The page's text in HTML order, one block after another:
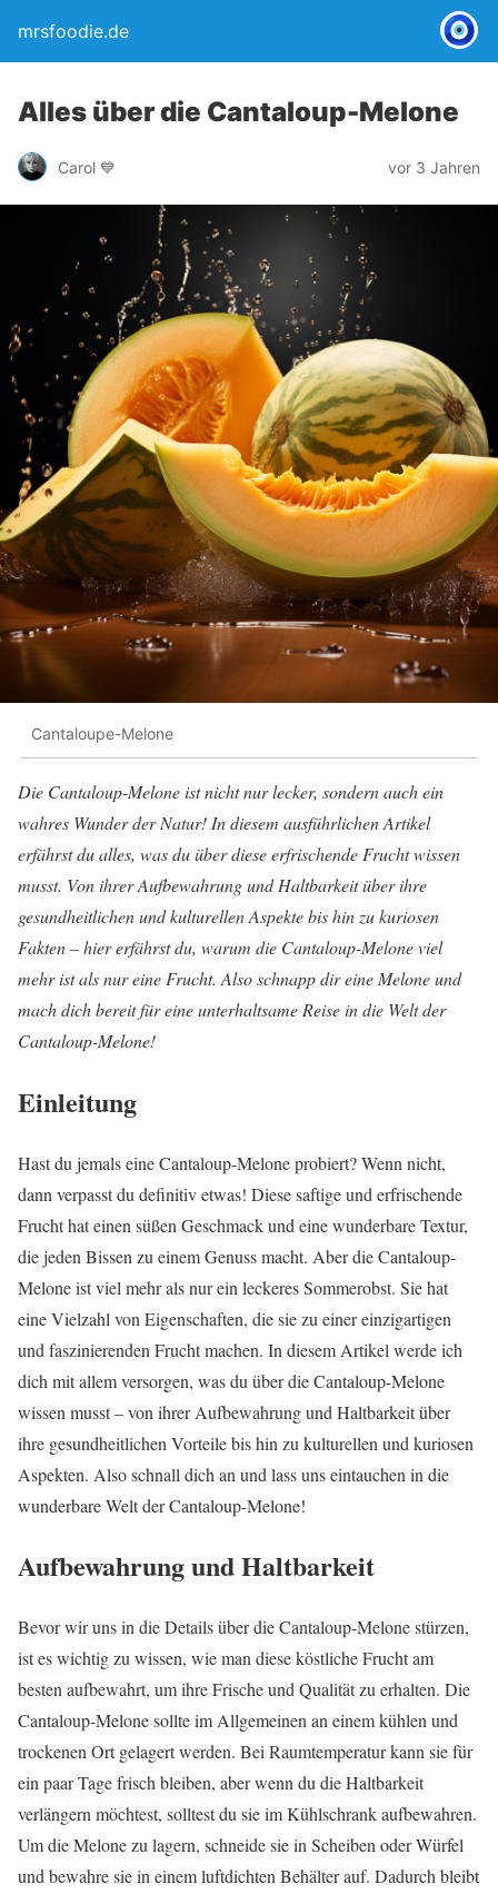
mrsfoodie.de
Alles über die Cantaloup-Melone
Carol 💙 vor 3 Jahren
Cantaloupe-Melone
Die Cantaloup-Melone ist nicht nur lecker, sondern auch ein
wahres Wunder der Natur! In diesem ausführlichen Artikel
erfährst du alles, was du über diese erfrischende Frucht wissen
musst. Von ihrer Aufbewahrung und Haltbarkeit über ihre
gesundheitlichen und kulturellen Aspekte bis hin zu kuriosen
Fakten – hier erfährst du, warum die Cantaloup-Melone viel
mehr ist als nur eine Frucht. Also schnapp dir eine Melone und
mach dich bereit für eine unterhaltsame Reise in die Welt der
Cantaloup-Melone!
Einleitung
Hast du jemals eine Cantaloup-Melone probiert? Wenn nicht,
dann verpasst du definitiv etwas! Diese saftige und erfrischende
Frucht hat einen süßen Geschmack und eine wunderbare Textur,
die jeden Bissen zu einem Genuss macht. Aber die Cantaloup-
Melone ist viel mehr als nur ein leckeres Sommerobst. Sie hat
eine Vielzahl von Eigenschaften, die sie zu einer einzigartigen
und faszinierenden Frucht machen. In diesem Artikel werde ich
dich mit allem versorgen, was du über die Cantaloup-Melone
wissen musst – von ihrer Aufbewahrung und Haltbarkeit über
ihre gesundheitlichen Vorteile bis hin zu kulturellen und kuriosen
Aspekten. Also schnall dich an und lass uns eintauchen in die
wunderbare Welt der Cantaloup-Melone!
Aufbewahrung und Haltbarkeit
Bevor wir uns in die Details über die Cantaloup-Melone stürzen,
ist es wichtig zu wissen, wie man diese köstliche Frucht am
besten aufbewahrt, um ihre Frische und Qualität zu erhalten. Die
Cantaloup-Melone sollte im Allgemeinen an einem kühlen und
trockenen Ort gelagert werden. Bei Raumtemperatur kann sie für
ein paar Tage frisch bleiben, aber wenn du die Haltbarkeit
verlängern möchtest, solltest du sie im Kühlschrank aufbewahren.
Um die Melone zu lagern, schneide sie in Scheiben oder Würfel
und bewahre sie in einem luftdichten Behälter auf. Dadurch bleibt